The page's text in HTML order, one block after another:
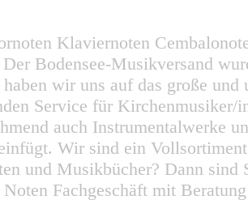
Klaviernoten
Bodensee-Musikversand
wir uns auf das große
Service für
auch Instrumentalwerke
Wir sind ein
und Musikbücher? Dann
Fachgeschäft mit